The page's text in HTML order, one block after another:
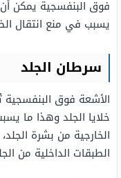
فوق البنفسجية يمكن
يسبب في منع انتقال
سرطان الجلد
الأشعة فوق
خلايا الجلد وهذا ما
الخارجية من بشرة
الطبقات الداخلية من